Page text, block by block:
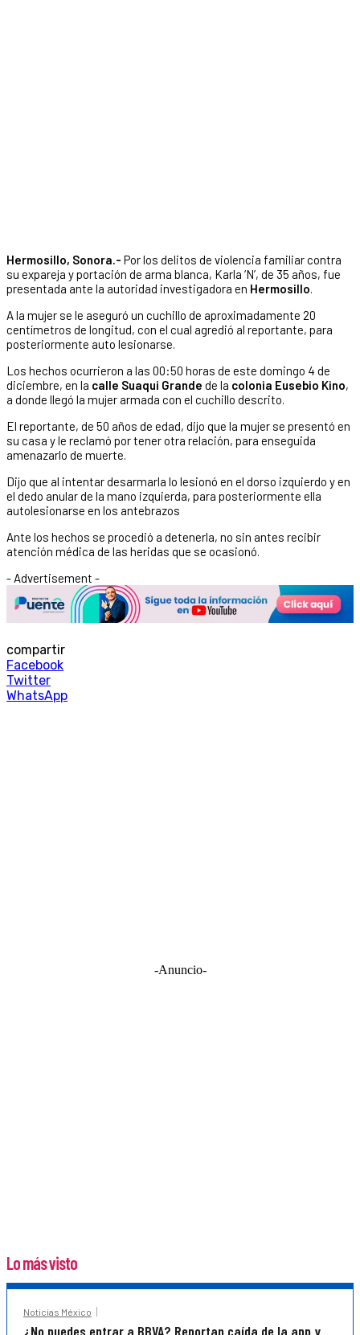
Hermosillo, Sonora.- Por los delitos de violencia familiar contra
su expareja y portación de arma blanca, Karla ‘N’, de 35 años, fue
presentada ante la autoridad investigadora en Hermosillo.
A la mujer se le aseguró un cuchillo de aproximadamente 20
centímetros de longitud, con el cual agredió al reportante, para
posteriormente auto lesionarse.
Los hechos ocurrieron a las 00:50 horas de este domingo 4 de
diciembre, en la calle Suaqui Grande de la colonia Eusebio Kino,
a donde llegó la mujer armada con el cuchillo descrito.
El reportante, de 50 años de edad, dijo que la mujer se presentó en
su casa y le reclamó por tener otra relación, para enseguida
amenazarlo de muerte.
Dijo que al intentar desarmarla lo lesionó en el dorso izquierdo y en
el dedo anular de la mano izquierda, para posteriormente ella
autolesionarse en los antebrazos
Ante los hechos se procedió a detenerla, no sin antes recibir
atención médica de las heridas que se ocasionó.
- Advertisement -
compartir
Facebook
Twitter
WhatsApp
-Anuncio-
Lo más visto
Noticias México
¿No puedes entrar a BBVA? Reportan caída de la app y